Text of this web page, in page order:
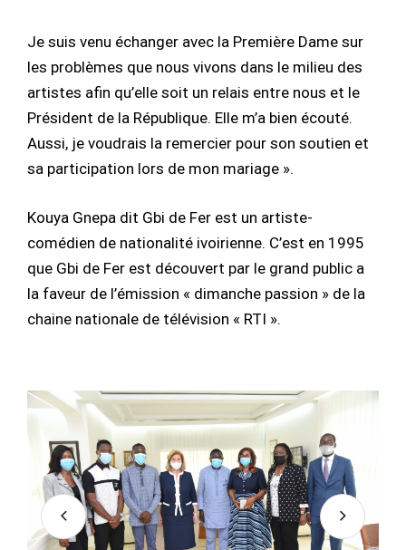
Je suis venu échanger avec la Première Dame sur
les problèmes que nous vivons dans le milieu des
artistes afin qu’elle soit un relais entre nous et le
Président de la République. Elle m’a bien écouté.
Aussi, je voudrais la remercier pour son soutien et
sa participation lors de mon mariage ».
Kouya Gnepa dit Gbi de Fer est un artiste-
comédien de nationalité ivoirienne. C’est en 1995
que Gbi de Fer est découvert par le grand public a
la faveur de l’émission « dimanche passion » de la
chaine nationale de télévision « RTI ».